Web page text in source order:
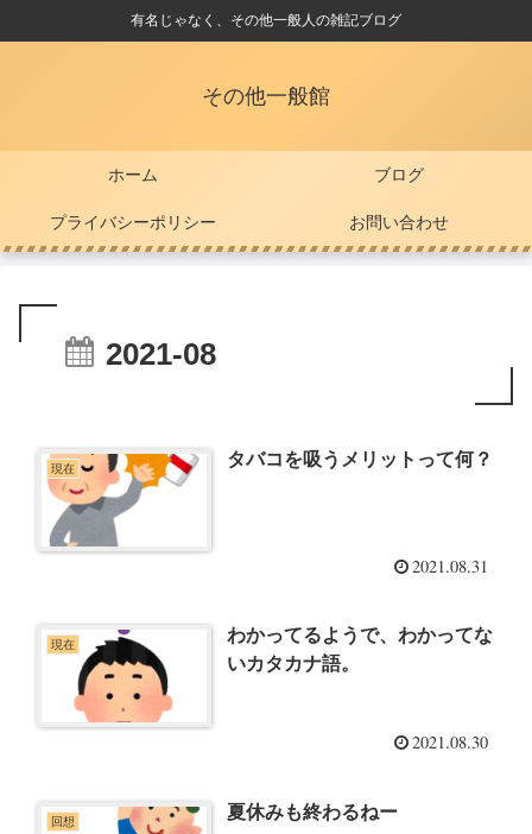
有名じゃなく、その他一般人の雑記ブログ
その他一般館
ホーム ブログ
プライバシーポリシー お問い合わせ
2021-08
現在 タバコを吸うメリットって何？
2021.08.31
現在
わかってるようで、わかってな
いカタカナ語。
2021.08.30
回想 夏休みも終わるねー